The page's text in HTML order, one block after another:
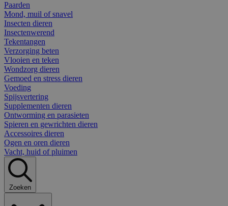
Paarden
Mond, muil of snavel
Insecten dieren
Insectenwerend
Tekentangen
Verzorging beten
Vlooien en teken
Wondzorg dieren
Gemoed en stress dieren
Voeding
Spijsvertering
Supplementen dieren
Ontworming en parasieten
Spieren en gewrichten dieren
Accessoires dieren
Ogen en oren dieren
Vacht, huid of pluimen
Zoeken